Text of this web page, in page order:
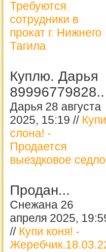
Требуются
сотрудники в
прокат г. Нижнего
Тагила
Куплю. Дарья
89996779828..
Дарья 28 августа
2025, 15:19 // Купи
слона! -
Продается
выездковое седло
Продан...
Снежана 26
апреля 2025,
// Купи коня! -